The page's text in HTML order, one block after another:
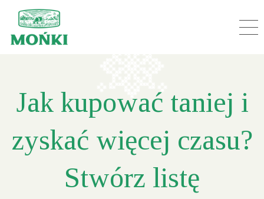
Jak kupować taniej i
zyskać więcej czasu?
Stwórz listę